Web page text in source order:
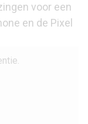
voor een
en de Pixel